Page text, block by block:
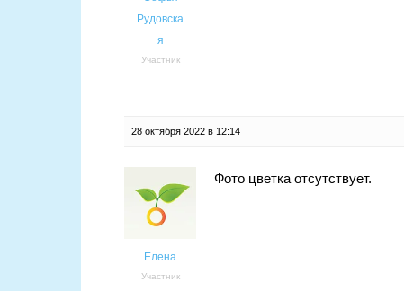
Рудовска
я
Участник
28 октября 2022 в 12:14
Елена
Участник
Фото цветка отсутствует.